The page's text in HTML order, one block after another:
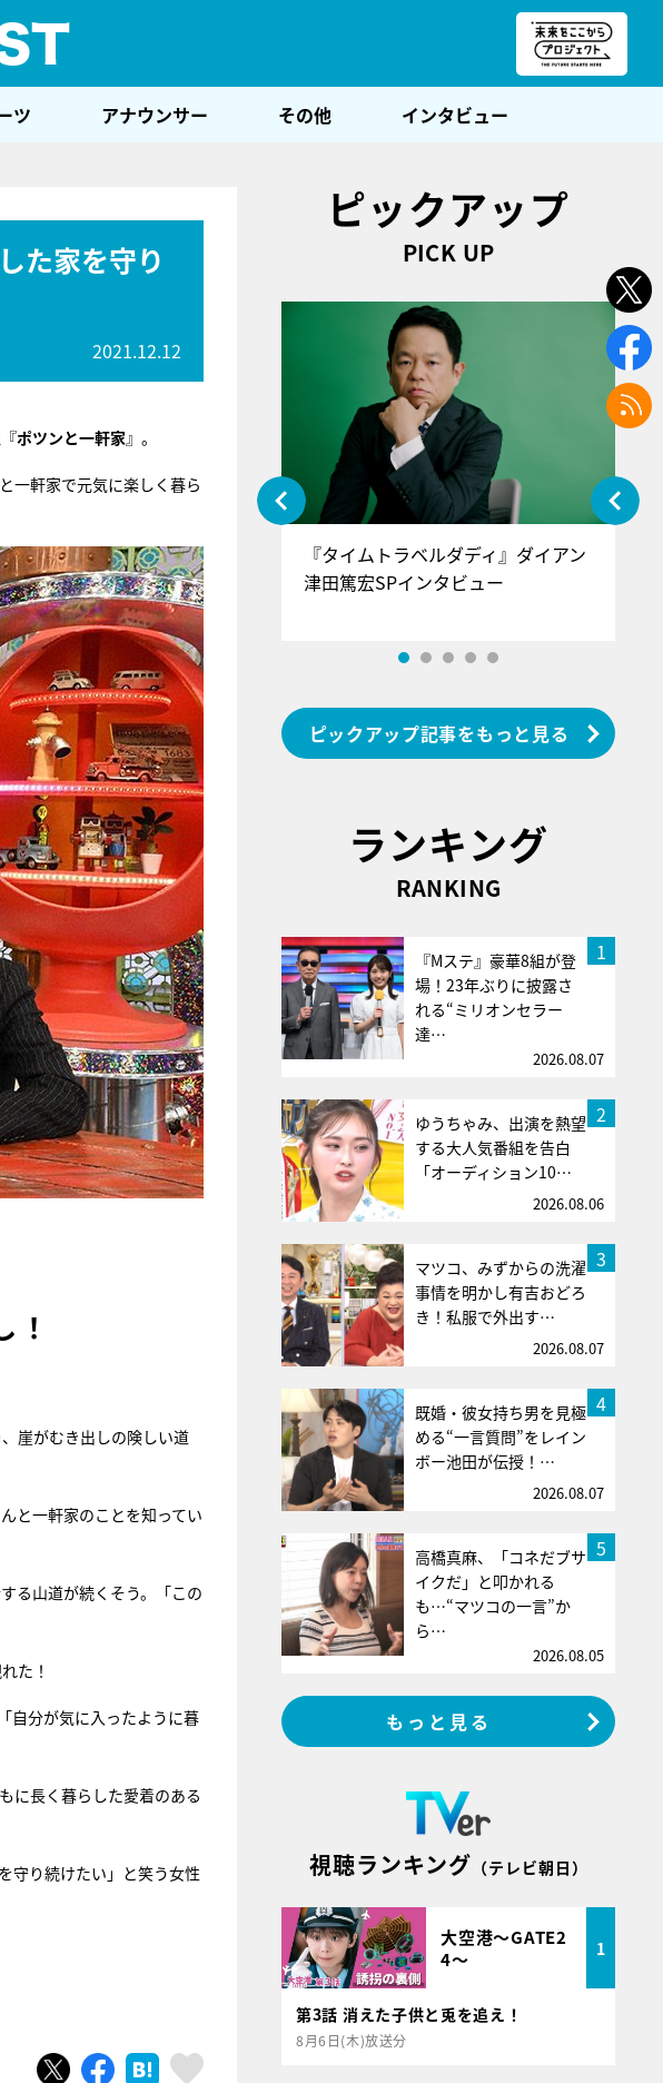
ツ アナウンサー その他 インタビュー
た家を守り
2021.12.12
ポツンと一軒家』。
一軒家で元気に楽しく暮ら
崖がむき出しの険しい道
と一軒家のことを知ってい
る山道が続くそう。「この
た！
自分が気に入ったように暮
に長く暮らした愛着のある
守り続けたい」と笑う女性
ツイートシェア はてブ
ピックアップ
PICK UP
＝ラブ！げーみんぐ』＝LOV
樹愛羅＆佐々木舞香SPインタ
ー
『タイムトラベルダディ』ダイアン
津田篤宏SPインタビュー
ピックアップ記事をもっと見る
ランキング
RANKING
1
『Mステ』豪華8組が登
場！23年ぶりに披露さ
れる“ミリオンセラー
達…
2026.08.07
2
ゆうちゃみ、出演を熱望
する大人気番組を告白
「オーディション10…
2026.08.06
3
マツコ、みずからの洗濯
事情を明かし有吉おどろ
き！私服で外出す…
2026.08.07
4
既婚・彼女持ち男を見極
める“一言質問”をレイン
ボー池田が伝授！…
2026.08.07
5
高橋真麻、「コネだブサ
イクだ」と叩かれる
も…“マツコの一言”か
ら…
2026.08.05
もっと見る
視聴ランキング （テレビ朝日）
大空港～GATE2
4～
1
第3話 消えた子供と兎を追え！
8月6日(木)放送分